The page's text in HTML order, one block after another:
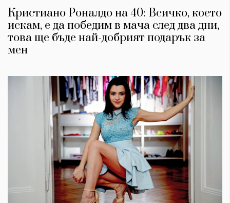
Кристиано Роналдо на 40: Всичко, което
искам, е да победим в мача след два дни,
това ще бъде най-добрият подарък за
мен